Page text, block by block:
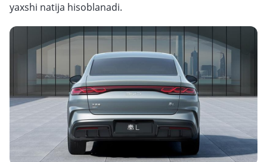
yaxshi natija hisoblanadi.